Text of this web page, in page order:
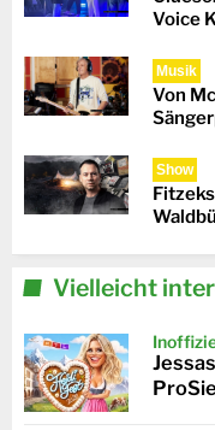
Voice
Musik
Von
Show
Vielleicht